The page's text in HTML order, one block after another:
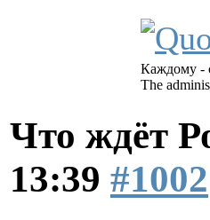
Каждому -
The
Что ждёт
13:39 #1002